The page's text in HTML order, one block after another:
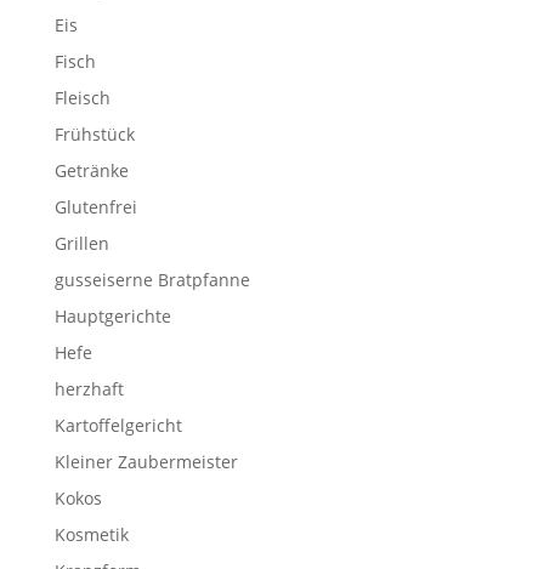
Eis
Fisch
Fleisch
Frühstück
Getränke
Glutenfrei
Grillen
gusseiserne Bratpfanne
Hauptgerichte
Hefe
herzhaft
Kartoffelgericht
Kleiner Zaubermeister
Kokos
Kosmetik